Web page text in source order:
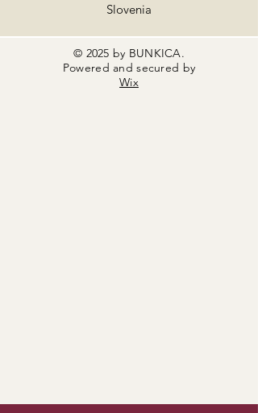
Slovenia
© 2025 by BUNKICA.
Powered and secured by
Wix